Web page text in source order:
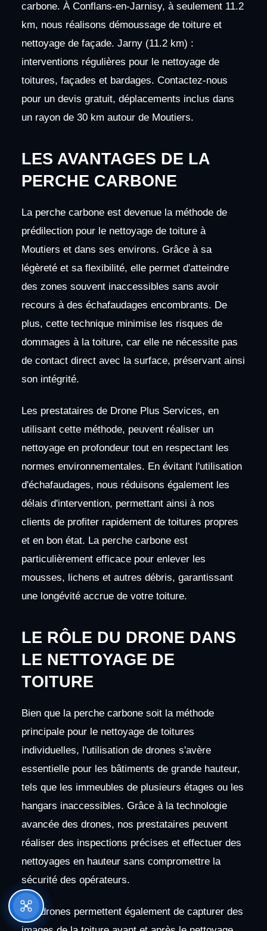
carbone. À Conflans-en-Jarnisy, à seulement 11.2
km, nous réalisons démoussage de toiture et
nettoyage de façade. Jarny (11.2 km) :
interventions régulières pour le nettoyage de
toitures, façades et bardages. Contactez-nous
pour un devis gratuit, déplacements inclus dans
un rayon de 30 km autour de Moutiers.
LES AVANTAGES DE LA
PERCHE CARBONE
La perche carbone est devenue la méthode de
prédilection pour le nettoyage de toiture à
Moutiers et dans ses environs. Grâce à sa
légèreté et sa flexibilité, elle permet d'atteindre
des zones souvent inaccessibles sans avoir
recours à des échafaudages encombrants. De
plus, cette technique minimise les risques de
dommages à la toiture, car elle ne nécessite pas
de contact direct avec la surface, préservant ainsi
son intégrité.
Les prestataires de Drone Plus Services, en
utilisant cette méthode, peuvent réaliser un
nettoyage en profondeur tout en respectant les
normes environnementales. En évitant l'utilisation
d'échafaudages, nous réduisons également les
délais d'intervention, permettant ainsi à nos
clients de profiter rapidement de toitures propres
et en bon état. La perche carbone est
particulièrement efficace pour enlever les
mousses, lichens et autres débris, garantissant
une longévité accrue de votre toiture.
LE RÔLE DU DRONE DANS
LE NETTOYAGE DE
TOITURE
Bien que la perche carbone soit la méthode
principale pour le nettoyage de toitures
individuelles, l'utilisation de drones s'avère
essentielle pour les bâtiments de grande hauteur,
tels que les immeubles de plusieurs étages ou les
hangars inaccessibles. Grâce à la technologie
avancée des drones, nos prestataires peuvent
réaliser des inspections précises et effectuer des
nettoyages en hauteur sans compromettre la
sécurité des opérateurs.
Les drones permettent également de capturer des